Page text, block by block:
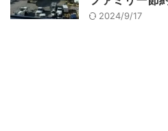
2024/9/17